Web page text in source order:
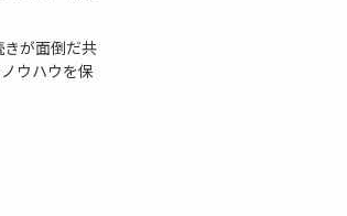
が面倒だ共
ウハウを保